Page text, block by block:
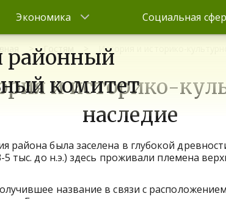
Экономика Социальная
районный
комитет
История и историко-
и историко-
наследие
района была заселена в глубокой
5 тыс. до н.э.) здесь проживали племена
название в связи с